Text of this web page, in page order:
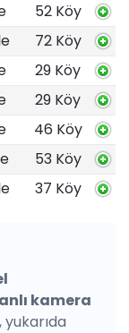
52 Köy
72 Köy
29 Köy
29 Köy
46 Köy
53 Köy
37 Köy
kamera